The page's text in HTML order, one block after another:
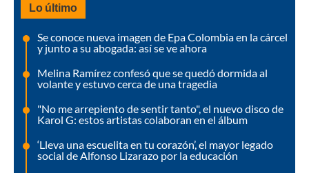
Lo último
Se conoce nueva imagen de Epa Colombia en la cárcel
y junto a su abogada: así se ve ahora
Melina Ramírez confesó que se quedó dormida al
volante y estuvo cerca de una tragedia
"No me arrepiento de sentir tanto", el nuevo disco de
Karol G: estos artistas colaboran en el álbum
‘Lleva una escuelita en tu corazón’, el mayor legado
social de Alfonso Lizarazo por la educación